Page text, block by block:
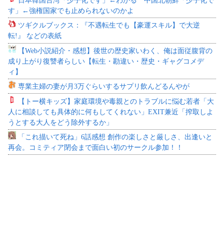
す」←強権国家でも止められないのかよ
ツギクルブックス：『不遇転生でも【豪運スキル】で大逆
転!』 などの表紙
【Web小説紹介・感想】後世の歴史家いわく、俺は面従腹背の
成り上がり復讐者らしい【転生・勘違い・歴史・ギャグコメデ
ィ】
専業主婦の妻が月3万ぐらいするサプリ飲んどるんやが
【トー横キッズ】家庭環境や毒親とのトラブルに悩む若者「大
人に相談しても具体的に何もしてくれない」EXIT兼近「搾取しよ
うとする大人をどう除外するか」
「これ描いて死ね」6話感想 創作の楽しさと厳しさ、出逢いと
再会。コミティア閉会まで面白い初のサークル参加！！